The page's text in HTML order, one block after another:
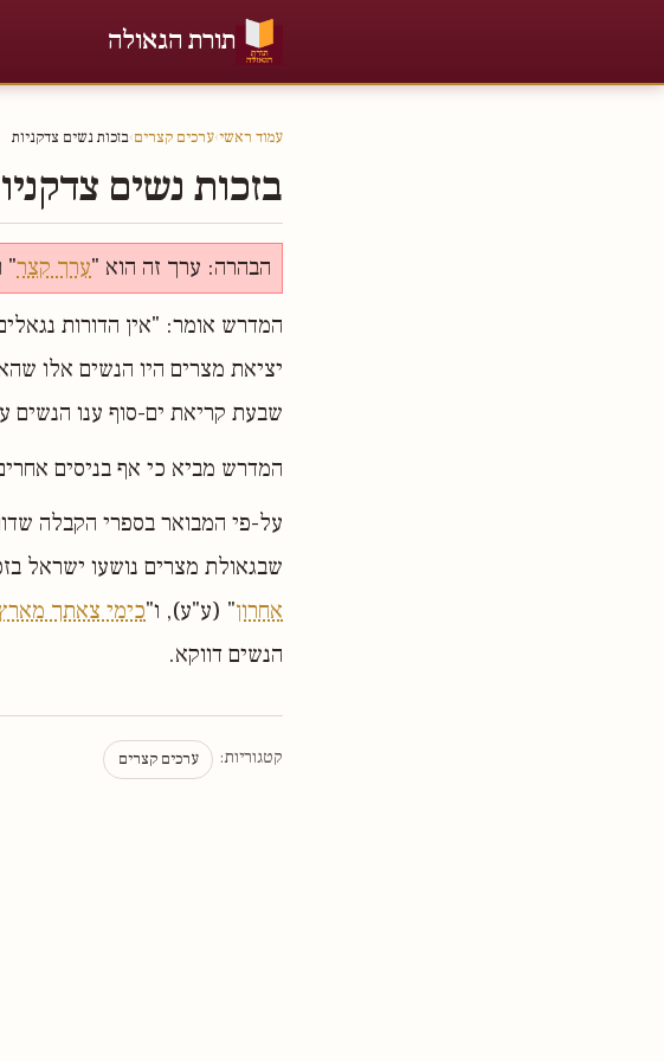
תורת הגאולה
עמוד ראשי›ערכים קצרים›בזכות נשים צדקניות
בזכות נשים
הבהרה: ערך זה הוא "ערך קצר"
המדרש אומר: "אין הדורות
יציאת מצרים היו הנשים אלו
שבעת קריאת ים-סוף ענו הנשים
המדרש מביא כי אף בניסים
על-פי המבואר בספרי הקבלה
שבגאולת מצרים נושעו ישראל
אחרון" (ע"ע), ו"כימי צאתך
הנשים דווקא.
קטגוריות: ערכים קצרים